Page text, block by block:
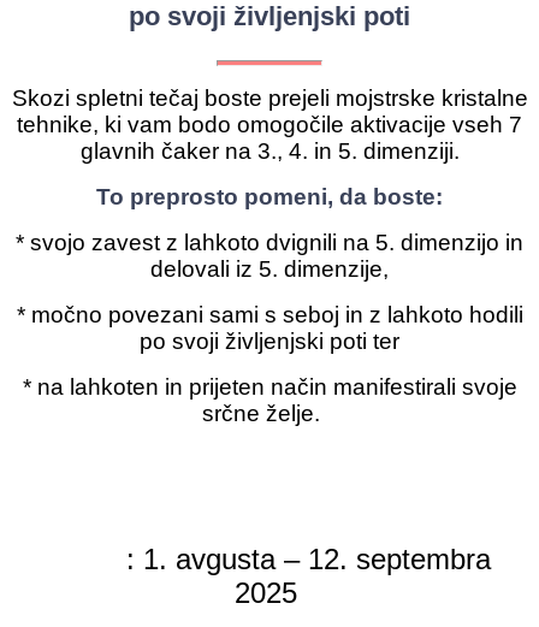
po svoji življenjski poti
Skozi spletni tečaj boste prejeli mojstrske kristalne
tehnike, ki vam bodo omogočile aktivacije vseh 7
glavnih čaker na 3., 4. in 5. dimenziji.
To preprosto pomeni, da boste:
* svojo zavest z lahkoto dvignili na 5. dimenzijo in
delovali iz 5. dimenzije,
* močno povezani sami s seboj in z lahkoto hodili
po svoji življenjski poti ter
* na lahkoten in prijeten način manifestirali svoje
srčne želje.
: 1. avgusta – 12. septembra
2025